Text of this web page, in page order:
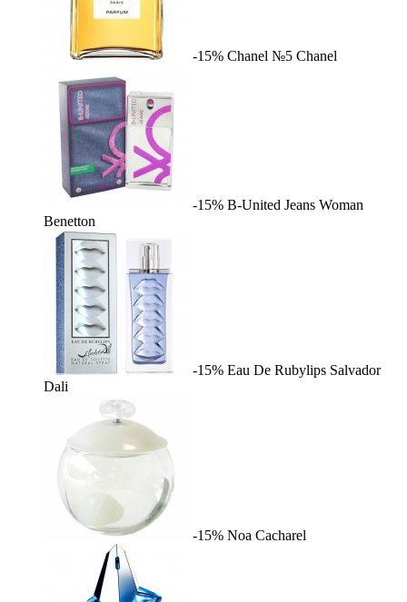
-15% Chanel №5 Chanel
-15% B-United Jeans Woman
Benetton
-15% Eau De Rubylips Salvador
Dali
-15% Noa Cacharel